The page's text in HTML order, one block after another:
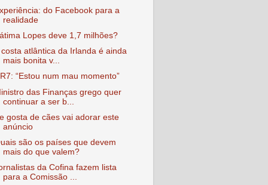
do Facebook para a
realidade
Lopes deve 1,7 milhões?
costa atlântica da Irlanda é ainda
mais bonita v...
“Estou num mau momento”
das Finanças grego quer
continuar a ser b...
gosta de cães vai adorar este
anúncio
são os países que devem
mais do que valem?
da Cofina fazem lista
para a Comissão ...